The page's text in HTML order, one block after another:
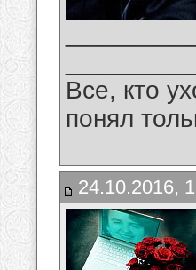
Все, кто
понял
24.10.2016,